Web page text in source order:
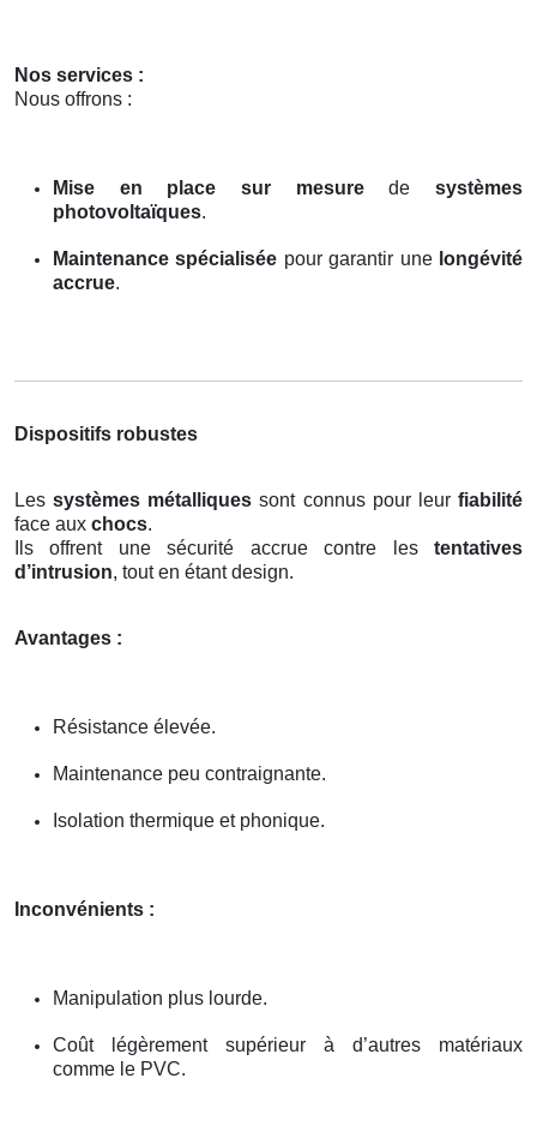
Nos services :
Nous offrons :
Mise en place sur mesuredesystèmes
photovoltaïques.
Maintenance spécialisée pour garantir une longévité
accrue.
Dispositifs robustes
Lessystèmes métalliques sont connus pour leurfiabilité
face aux chocs.
Ils offrent une sécurité accrue contre les tentatives
d’intrusion, tout en étant design.
Avantages :
Résistance élevée.
Maintenance peu contraignante.
Isolation thermique et phonique.
Inconvénients :
Manipulation plus lourde.
Coût légèrement supérieur à d’autres matériaux
comme le PVC.